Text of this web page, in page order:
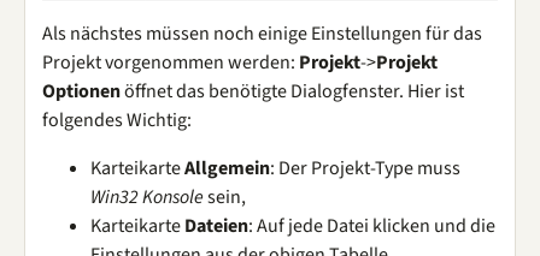
Als nächstes müssen noch einige Einstellungen für das
Projekt vorgenommen werden: Projekt->Projekt
Optionenöffnet das benötigte Dialogfenster. Hier ist
folgendes Wichtig:
KarteikarteAllgemein: Der Projekt-Type muss
Win32 Konsolesein,
KarteikarteDateien: Auf jede Datei klicken und die